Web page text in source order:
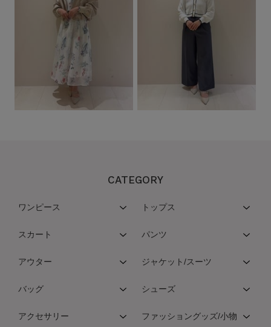
CATEGORY
ワンピース トップス
スカート パンツ
アウター ジャケット/スーツ
バッグ シューズ
アクセサリー ファッショングッズ/小物